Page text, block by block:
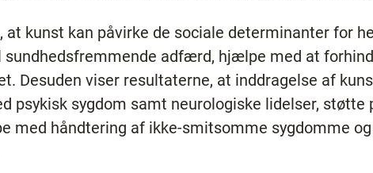
at kunst kan påvirke de sociale determinanter for
sundhedsfremmende adfærd, hjælpe med at
Desuden viser resultaterne, at inddragelse af
psykisk sygdom samt neurologiske lidelser, støtte
med håndtering af ikke-smitsomme sygdomme